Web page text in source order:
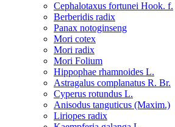
Cephalotaxus fortunei Hook. f.
Berberidis radix
Panax notoginseng
Mori cotex
Mori radix
Mori Folium
Hippophae rhamnoides L.
Astragalus complanatus R. Br.
Cyperus rotundus L.
Anisodus tanguticus (Maxim.)
Liriopes radix